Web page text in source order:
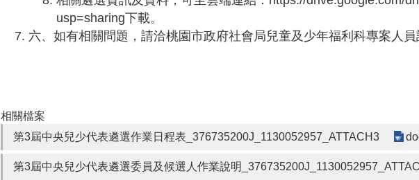
usp=sharing下載。
六、如有相關問題，請洽桃園市政府社會局兒童及少年福利科專案人
相關檔案
第3屆中央兒少代表遴選作業日程表_376735200J_1130052957_ATTACH3
第3屆中央兒少代表遴選委員及候選人作業說明